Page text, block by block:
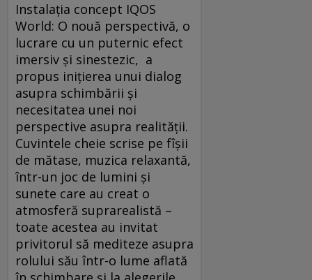
Instalația concept IQOS
World: O nouă perspectivă, o
lucrare cu un puternic efect
imersiv și sinestezic, a
propus inițierea unui dialog
asupra schimbării și
necesitatea unei noi
perspective asupra realității.
Cuvintele cheie scrise pe fîșii
de mătase, muzica relaxantă,
într-un joc de lumini și
sunete care au creat o
atmosferă suprarealistă –
toate acestea au invitat
privitorul să mediteze asupra
rolului său într-o lume aflată